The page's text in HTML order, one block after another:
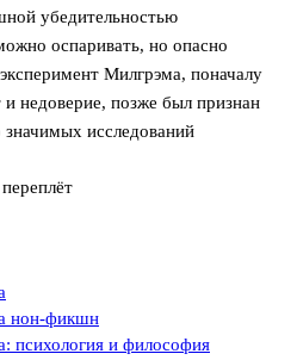
убедительностью
оспаривать, но опасно
Милгрэма, поначалу
недоверие, позже был признан
исследований
нон-фикшн
психология и философия